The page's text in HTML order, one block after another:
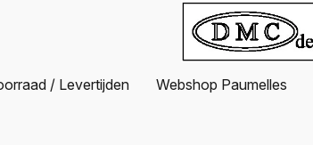
/ Levertijden Webshop Paumelles